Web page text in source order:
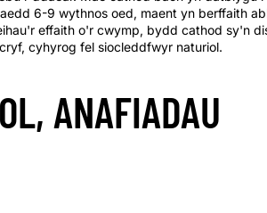
6-9 wythnos oed, maent yn berffaith
effaith o'r cwymp, bydd cathod sy'n
cyhyrog fel siocleddfwyr naturiol.
ANAFIADAU